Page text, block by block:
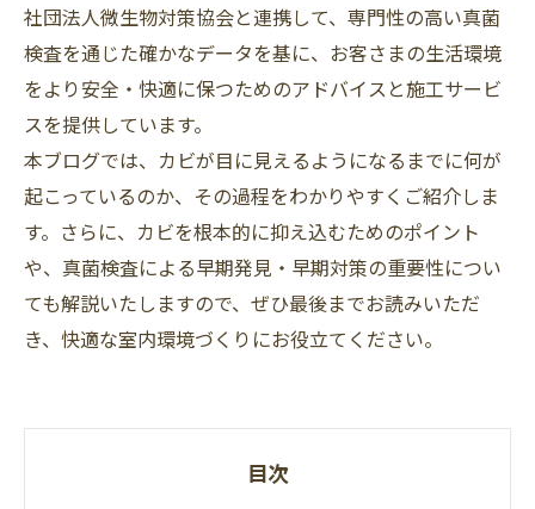
社団法人微生物対策協会と連携して、専門性の高い真菌
検査を通じた確かなデータを基に、お客さまの生活環境
をより安全・快適に保つためのアドバイスと施工サービ
スを提供しています。
本ブログでは、カビが目に見えるようになるまでに何が
起こっているのか、その過程をわかりやすくご紹介しま
す。さらに、カビを根本的に抑え込むためのポイント
や、真菌検査による早期発見・早期対策の重要性につい
ても解説いたしますので、ぜひ最後までお読みいただ
き、快適な室内環境づくりにお役立てください。
目次